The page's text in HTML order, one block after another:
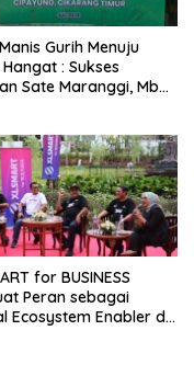
Gurih Menuju
: Sukses
Sate Maranggi, Mbah
Kreatif
for BUSINESS
Peran sebagai
Ecosystem Enabler di